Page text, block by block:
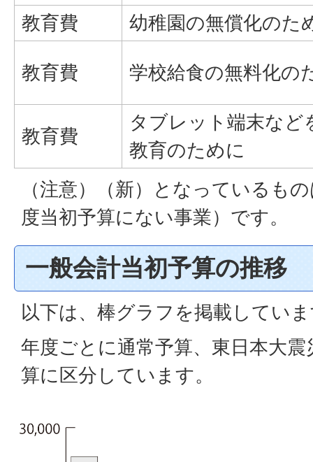
教育費
幼稚園の無償化のた
教育費 学校給食の無料化の
教育費
タブレット端末など
教育のために
（注意）（新）となっているも
度当初予算にない事業）です。
一般会計当初予算の推移
以下は、棒グラフを掲載してい
年度ごとに通常予算、東日本大
算に区分しています。